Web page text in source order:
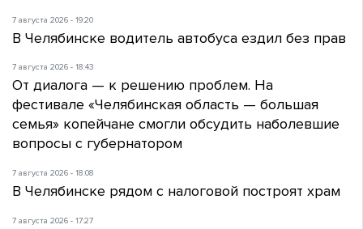
7 августа 2026 - 19:20
В Челябинске водитель автобуса ездил без прав
7 августа 2026 - 18:43
От диалога — к решению проблем. На
фестивале «Челябинская область — большая
семья» копейчане смогли обсудить наболевшие
вопросы с губернатором
7 августа 2026 - 18:08
В Челябинске рядом с налоговой построят храм
7 августа 2026 - 17:27